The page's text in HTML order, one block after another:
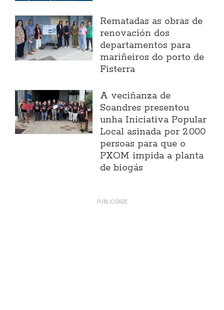
Rematadas as obras de
renovación dos
departamentos para
mariñeiros do porto de
Fisterra
A veciñanza de
Soandres presentou
unha Iniciativa Popular
Local asinada por 2.000
persoas para que o
PXOM impida a planta
de biogás